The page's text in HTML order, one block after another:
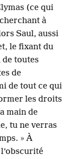
(ce qui
à
Saul, aussi
le fixant du
de toutes
de
de tout ce qui
les droits
main de
tu ne verras
» À